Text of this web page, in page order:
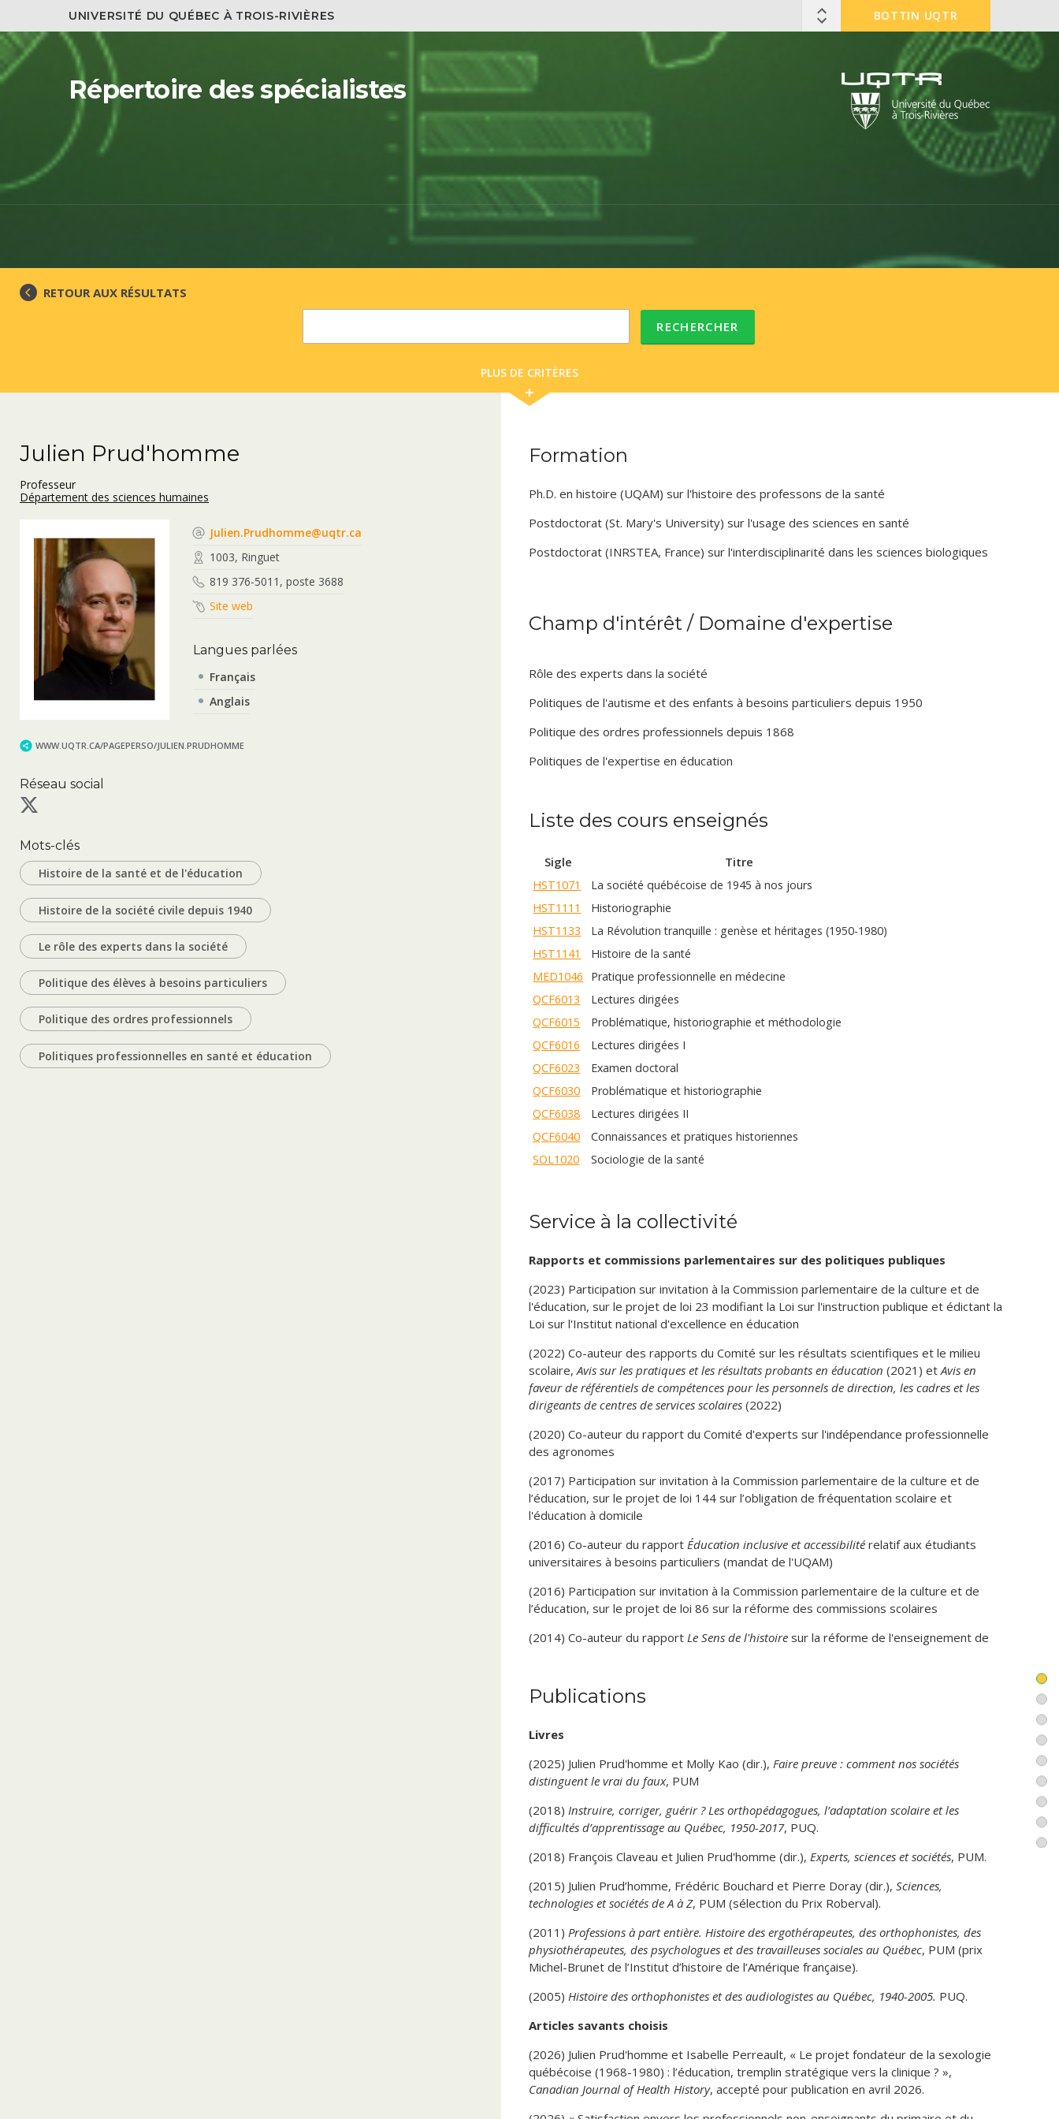
UNIVERSITÉ DU QUÉBEC À TROIS-RIVIÈRES BOTTIN UQTR
Répertoire des spécialistes
RETOUR AUX RÉSULTATS
RECHERCHER
PLUS DE CRITÈRES
Julien Prud'homme
Professeur
Département des sciences humaines
Julien.Prudhomme@uqtr.ca
1003, Ringuet
819 376-5011, poste 3688
Site web
Langues parlées
Français
Anglais
WWW.UQTR.CA/PAGEPERSO/JULIEN.PRUDHOMME
Réseau social
Mots-clés
Histoire de la santé et de l'éducation
Histoire de la société civile depuis 1940
Le rôle des experts dans la société
Politique des élèves à besoins particuliers
Politique des ordres professionnels
Politiques professionnelles en santé et éducation
Formation
Ph.D. en histoire (UQAM) sur l'histoire des professons de la santé
Postdoctorat (St. Mary's University) sur l'usage des sciences en santé
Postdoctorat (INRSTEA, France) sur l'interdisciplinarité dans les sciences biologiques
Champ d'intérêt / Domaine d'expertise
Rôle des experts dans la société
Politiques de l'autisme et des enfants à besoins particuliers depuis 1950
Politique des ordres professionnels depuis 1868
Politiques de l'expertise en éducation
Liste des cours enseignés
Sigle Titre
HST1071
La société québécoise de 1945 à nos jours
HST1111
Historiographie
HST1133
La Révolution tranquille : genèse et héritages (1950-1980)
HST1141
Histoire de la santé
MED1046
Pratique professionnelle en médecine
QCF6013
Lectures dirigées
QCF6015
Problématique, historiographie et méthodologie
QCF6016
Lectures dirigées I
QCF6023
Examen doctoral
QCF6030
Problématique et historiographie
QCF6038
Lectures dirigées II
QCF6040
Connaissances et pratiques historiennes
SOL1020
Sociologie de la santé
Service à la collectivité
Rapports et commissions parlementaires sur des politiques publiques
(2023) Participation sur invitation à la Commission parlementaire de la culture et de
l'éducation, sur le projet de loi 23 modifiant la Loi sur l'instruction publique et édictant la
Loi sur l'Institut national d'excellence en éducation
(2022) Co-auteur des rapports du Comité sur les résultats scientifiques et le milieu
scolaire,Avis sur les pratiques et les résultats probants en éducation (2021) etAvis en
faveur de référentiels de compétences pour les personnels de direction, les cadres et les
dirigeants de centres de services scolaires (2022)
(2020) Co-auteur du rapport du Comité d'experts sur l'indépendance professionnelle
des agronomes
(2017) Participation sur invitation à la Commission parlementaire de la culture et de
l’éducation, sur le projet de loi 144 sur l’obligation de fréquentation scolaire et
l'éducation à domicile
(2016) Co-auteur du rapportÉducation inclusive et accessibilité relatif aux étudiants
universitaires à besoins particuliers (mandat de l'UQAM)
(2016) Participation sur invitation à la Commission parlementaire de la culture et de
l’éducation, sur le projet de loi 86 sur la réforme des commissions scolaires
(2014) Co-auteur du rapportLe Sens de l'histoire sur la réforme de l'enseignement de
du Conseil interprofessionnel du Québec.
(2026) « Qu’est-ce qu’une donnée ‘probante’ ? Que retenir des débats sur l’‘evidence-
based’ en santé et en éducation ? », conférence au Centre d’études sur l’apprentissage
(2025) « C’est un peu politique, c’est un peu historique. Pourquoi l’inclusion change
‘professionnels non-enseignants’ à professionnelles à part entière, et ce que ça rend
possible », conférence de clôture du congrès de la FPPE.
(2024) Table ronde « Évolution du rôle du personnel professionnel, réflexions sur
l’approche scolaire et l’évaluation diagnostique » au colloque « Prévenir, soutenir, faire
grandir » de la FPPE.
(2023) « Retrouver le fil. Des conditions nécessaires au respect des droits des élèves
de la Commission des droits de la personne et des droits de la jeunesse.
(2021) « Pistes sur les services professionnels dans l’école de demain », panel «
L’école de demain » du Conseil supérieur de l’éducation.
Publications
Livres
(2025) Julien Prud'homme et Molly Kao (dir.),Faire preuve : comment nos sociétés
distinguent le vrai du faux, PUM
(2018)Instruire, corriger, guérir ? Les orthopédagogues, l’adaptation scolaire et les
difficultés d’apprentissage au Québec, 1950-2017, PUQ.
(2018) François Claveau et Julien Prud'homme (dir.),Experts, sciences et sociétés, PUM.
(2015) Julien Prud’homme, Frédéric Bouchard et Pierre Doray (dir.),Sciences,
technologies et sociétés de A à Z, PUM (sélection du Prix Roberval).
(2011)Professions à part entière. Histoire des ergothérapeutes, des orthophonistes, des
physiothérapeutes, des psychologues et des travailleuses sociales au Québec, PUM (prix
Michel-Brunet de l’Institut d’histoire de l’Amérique française).
(2005)Histoire des orthophonistes et des audiologistes au Québec, 1940-2005. PUQ.
Articles savants choisis
(2026) Julien Prud'homme et Isabelle Perreault, « Le projet fondateur de la sexologie
québécoise (1968-1980) : l’éducation, tremplin stratégique vers la clinique ? »,
Canadian Journal of Health History, accepté pour publication en avril 2026.